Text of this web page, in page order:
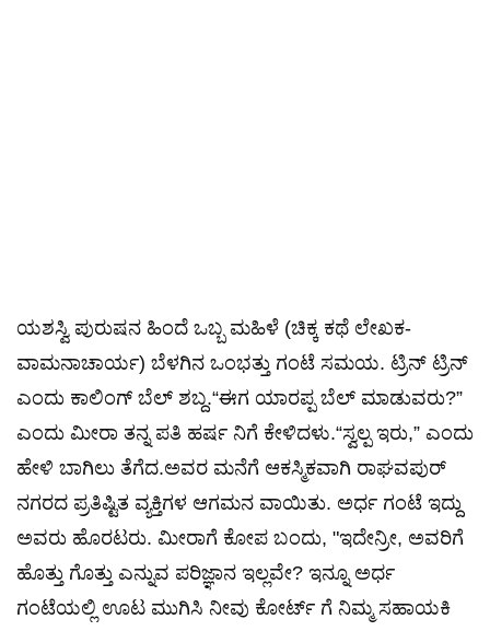
ಯಶಸ್ವಿ ಪುರುಷನ ಹಿಂದೆ ಒಬ್ಬ ಮಹಿಳೆ (ಚಿಕ್ಕ ಕಥೆ ಲೇಖಕ-
ವಾಮನಾಚಾರ್ಯ) ಬೆಳಗಿನ ಒಂಭತ್ತು ಗಂಟೆ ಸಮಯ. ಟ್ರಿನ್ ಟ್ರಿನ್
ಎಂದು ಕಾಲಿಂಗ್ ಬೆಲ್ ಶಬ್ದ.“ಈಗ ಯಾರಪ್ಪ ಬೆಲ್ ಮಾಡುವರು?”
ಎಂದು ಮೀರಾ ತನ್ನ ಪತಿ ಹರ್ಷ ನಿಗೆ ಕೇಳಿದಳು.“ಸ್ವಲ್ಪ ಇರು,” ಎಂದು
ಹೇಳಿ ಬಾಗಿಲು ತೆಗೆದ.ಅವರ ಮನೆಗೆ ಆಕಸ್ಮಿಕವಾಗಿ ರಾಘವಪುರ್
ನಗರದ ಪ್ರತಿಷ್ಟಿತ ವ್ಯಕ್ತಿಗಳ ಆಗಮನ ವಾಯಿತು. ಅರ್ಧ ಗಂಟೆ ಇದ್ದು
ಅವರು ಹೊರಟರು. ಮೀರಾಗೆ ಕೋಪ ಬಂದು, "ಇದೇನ್ರೀ, ಅವರಿಗೆ
ಹೊತ್ತು ಗೊತ್ತು ಎನ್ನುವ ಪರಿಜ್ಞಾನ ಇಲ್ಲವೇ? ಇನ್ನೂ ಅರ್ಧ
ಗಂಟೆಯಲ್ಲಿ ಊಟ ಮುಗಿಸಿ ನೀವು ಕೋರ್ಟ್ ಗೆ ನಿಮ್ಮ ಸಹಾಯಕಿ